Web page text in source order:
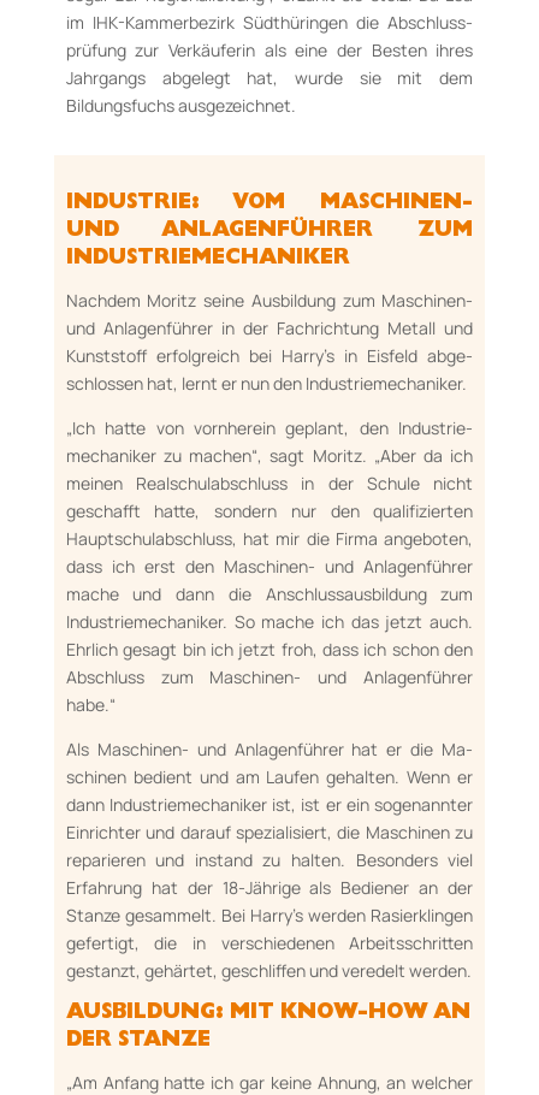
im IHK-Kammerbezirk Süd­thüringen die Abschluss­
prüfung zur Ver­käu­ferin als eine der Besten ihres
Jahrgangs ab­ge­legt hat, wurde sie mit dem
Bildungsfuchs aus­ge­zeichnet.
INDUSTRIE: VOM MASCHINEN-
UND AN­LA­GENFÜHRER ZUM
INDUS­TRIE­ME­CHA­NI­KER
Nachdem Moritz seine Ausbildung zum Maschinen-
und Anlagenführer in der Fach­rich­tung Me­tall und
Kunststoff erfolgreich bei Harry’s in Eisfeld abge­
schlos­sen hat, lernt er nun den In­dus­trieme­cha­niker.
„Ich hatte von vornherein geplant, den Indus­trie­
mecha­niker zu machen“, sagt Moritz. „Aber da ich
meinen Realschulabschluss in der Schule nicht
geschafft hat­te, sondern nur den quali­fizierten
Haupt­schulabschluss, hat mir die Firma ange­boten,
dass ich erst den Maschinen- und Anla­gen­führer
mache und dann die Anschluss­aus­bil­dung zum
Industriemechaniker. So mache ich das jetzt auch.
Ehrlich gesagt bin ich jetzt froh, dass ich schon den
Abschluss zum Ma­schinen- und Anlagenführer
habe.“
Als Maschinen- und Anlagenführer hat er die Ma­
schinen bedient und am Laufen gehalten. Wenn er
dann Industriemechaniker ist, ist er ein so­genannter
Einrichter und darauf spezialisiert, die Maschinen zu
reparieren und instand zu hal­ten. Besonders viel
Erfahrung hat der 18-Jährige als Bediener an der
Stanze gesammelt. Bei Har­ry’s werden Rasierklingen
gefertigt, die in ver­schie­denen Arbeits­schritten
gestanzt, gehärtet, ge­schlif­fen und veredelt werden.
AUSBILDUNG: MIT KNOW-HOW AN
DER STANZE
„Am Anfang hatte ich gar keine Ahnung, an wel­cher